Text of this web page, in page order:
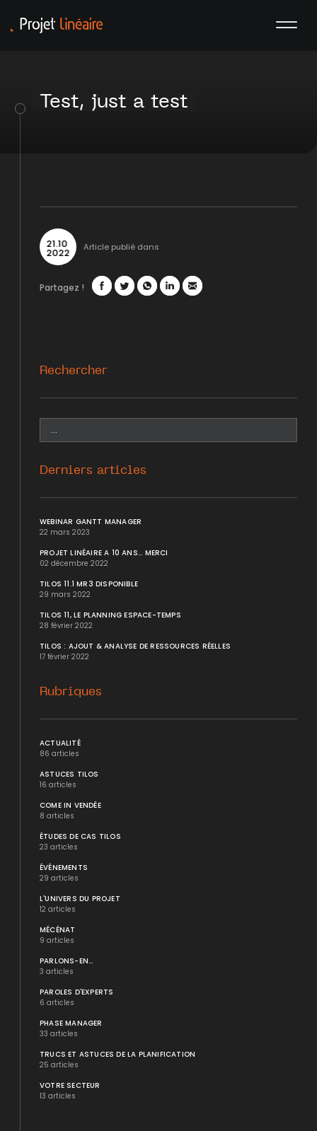
Test, just a test
21.10
2022 Article publié dans
Partagez !
Rechercher
Derniers articles
WEBINAR GANTT MANAGER
22 mars 2023
PROJET LINÉAIRE A 10 ANS... MERCI
02 décembre 2022
TILOS 11.1 MR3 DISPONIBLE
29 mars 2022
TILOS 11, LE PLANNING ESPACE-TEMPS
28 février 2022
TILOS : AJOUT & ANALYSE DE RESSOURCES RÉELLES
17 février 2022
Rubriques
ACTUALITÉ
86 articles
ASTUCES TILOS
16 articles
COME IN VENDÉE
8 articles
ÉTUDES DE CAS TILOS
23 articles
ÉVÉNEMENTS
29 articles
L'UNIVERS DU PROJET
12 articles
MÉCÉNAT
9 articles
PARLONS-EN...
3 articles
PAROLES D'EXPERTS
6 articles
PHASE MANAGER
33 articles
TRUCS ET ASTUCES DE LA PLANIFICATION
25 articles
VOTRE SECTEUR
13 articles